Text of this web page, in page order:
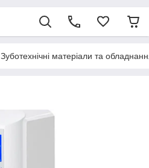
Зуботехнічні матеріали та